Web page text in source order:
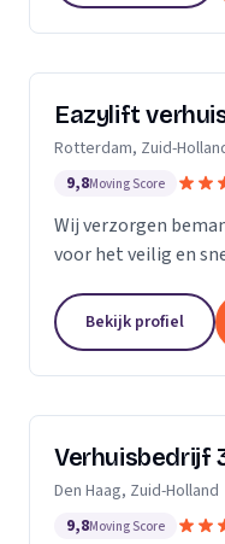
Eazylift
Rotterdam, Zuid-
9,8Moving Score
Wij verzorgen
voor het veilig en
Bekijk profiel
Verhuisbedrijf
Den Haag, Zuid-Holland
9,8Moving Score